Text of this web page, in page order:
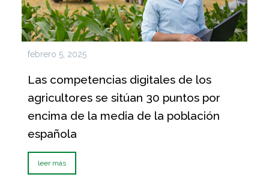
febrero 5, 2025
Las competencias digitales de los
agricultores se sitúan 30 puntos por
encima de la media de la población
española
leer más